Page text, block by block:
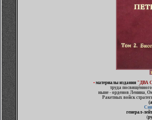
• материалы издания "ДВА
труда
ныне - орденов Ленина,
Ракетных войск
(
генерал-
(